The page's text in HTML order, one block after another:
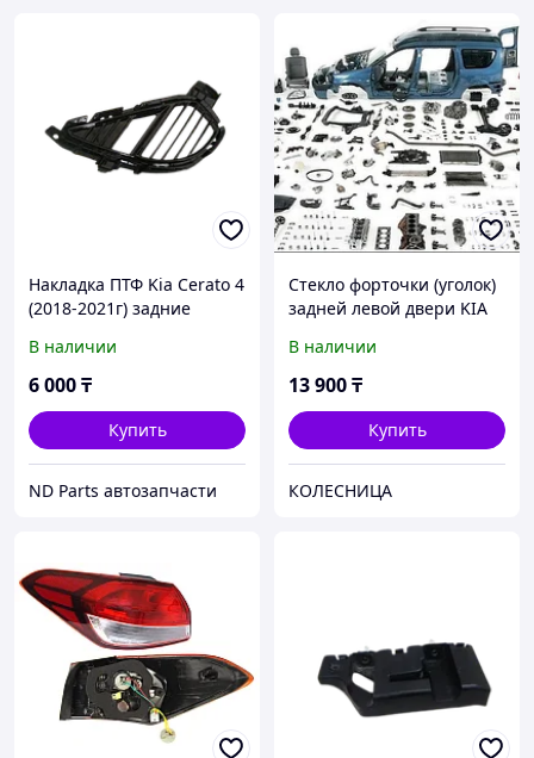
Накладка ПТФ Kia Cerato 4
(2018-2021г) задние
В наличии
6 000₸
Купить
ND Parts автозапчасти
Стекло форточки (уголок)
задней левой двери KIA
RQ LH X
В наличии
13 900₸
Купить
КОЛЕСНИЦА